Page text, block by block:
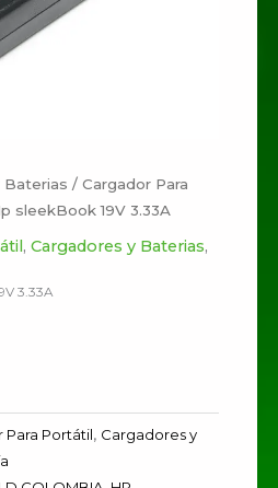
Baterias /Cargador Para
sleekBook 19V 3.33A
,Cargadores y Baterias,
3.33A
Para Portátil, Cargadores y